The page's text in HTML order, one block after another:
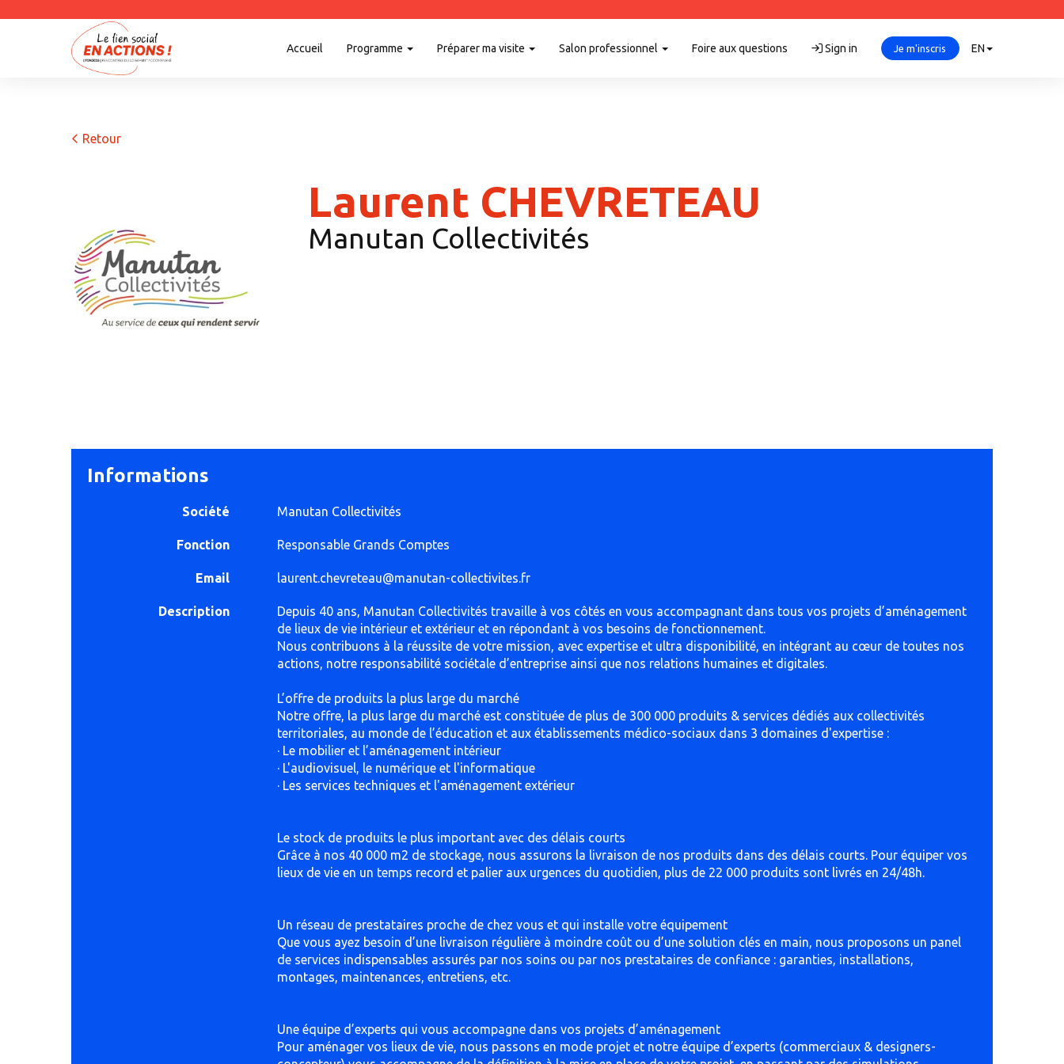
Accueil Programme Préparer ma visite Salon professionnel Foire aux questions Sign in Je m'inscris EN
Retour
Laurent CHEVRETEAU
Manutan Collectivités
Informations
Société Manutan Collectivités
Fonction Responsable Grands Comptes
Email laurent.chevreteau@manutan-collectivites.fr
Description
Depuis 40 ans, Manutan Collectivités travaille à vos côtés en vous accompagnant dans tous vos projets d’aménagement
de lieux de vie intérieur et extérieur et en répondant à vos besoins de fonctionnement.
Nous contribuons à la réussite de votre mission, avec expertise et ultra disponibilité, en intégrant au cœur de toutes nos
actions, notre responsabilité sociétale d’entreprise ainsi que nos relations humaines et digitales.
L’offre de produits la plus large du marché
Notre offre, la plus large du marché est constituée de plus de 300 000 produits & services dédiés aux collectivités
territoriales, au monde de l’éducation et aux établissements médico-sociaux dans 3 domaines d'expertise :
· Le mobilier et l’aménagement intérieur
· L'audiovisuel, le numérique et l'informatique
· Les services techniques et l'aménagement extérieur
Le stock de produits le plus important avec des délais courts
Grâce à nos 40 000 m2 de stockage, nous assurons la livraison de nos produits dans des délais courts. Pour équiper vos
lieux de vie en un temps record et palier aux urgences du quotidien, plus de 22 000 produits sont livrés en 24/48h.
Un réseau de prestataires proche de chez vous et qui installe votre équipement
Que vous ayez besoin d’une livraison régulière à moindre coût ou d’une solution clés en main, nous proposons un panel
de services indispensables assurés par nos soins ou par nos prestataires de confiance : garanties, installations,
montages, maintenances, entretiens, etc.
Une équipe d’experts qui vous accompagne dans vos projets d’aménagement
Pour aménager vos lieux de vie, nous passons en mode projet et notre équipe d’experts (commerciaux & designers-